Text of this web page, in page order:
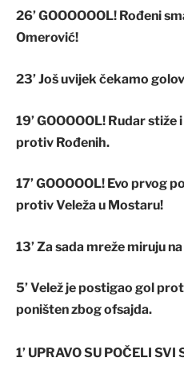
26’ GOOOOOOL! Rođeni
Omerović!
23’ Još uvijek čekamo
19’GOOOOOL! Rudar stiže
protiv Rođenih.
17’GOOOOOL! Evo prvog
protiv Veleža u Mostaru!
13’ Za sada mreže miruju
5’ Velež je postigao gol
poništen zbog ofsajda.
1’ UPRAVO SU POČELI